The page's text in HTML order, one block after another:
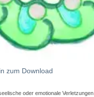
zum Download
oder emotionale Verletzungen